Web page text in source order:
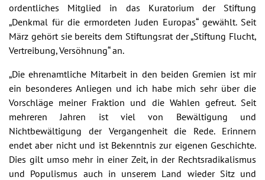
ordentliches Mitglied in das Kuratorium der Stiftung
„Denkmal für die ermordeten Juden Europas“ gewählt. Seit
März gehört sie bereits dem Stiftungsrat der „Stiftung Flucht,
Vertreibung, Versöhnung“ an.
„Die ehrenamtliche Mitarbeit in den beiden Gremien ist mir
ein besonderes Anliegen und ich habe mich sehr über die
Vorschläge meiner Fraktion und die Wahlen gefreut. Seit
mehreren Jahren ist viel von Bewältigung und
Nichtbewältigung der Vergangenheit die Rede. Erinnern
endet aber nicht und ist Bekenntnis zur eigenen Geschichte.
Dies gilt umso mehr in einer Zeit, in der Rechtsradikalismus
und Populismus auch in unserem Land wieder Sitz und